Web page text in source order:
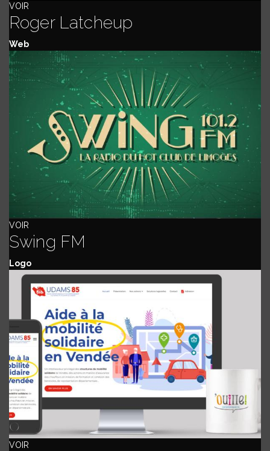
VOIR
Roger Latcheup
Web
VOIR
Swing FM
Logo
VOIR